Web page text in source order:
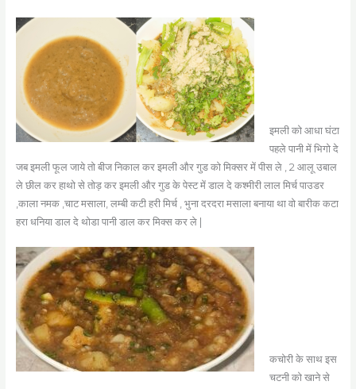
इमली को आधा घंटा
पहले पानी में भिगो दे
जब इमली फूल जाये तो बीज निकाल कर इमली और गुड को मिक्सर में पीस ले , 2 आलू उबाल
ले छील कर हाथो से तोड़ कर इमली और गुड के पेस्ट में डाल दे कश्मीरी लाल मिर्च पाउडर
,काला नमक ,चाट मसाला, लम्बी कटी हरी मिर्च , भुना दरदरा मसाला बनाया था वो बारीक कटा
हरा धनिया डाल दे थोडा पानी डाल कर मिक्स कर ले |
कचोरी के साथ इस
चटनी को खाने से